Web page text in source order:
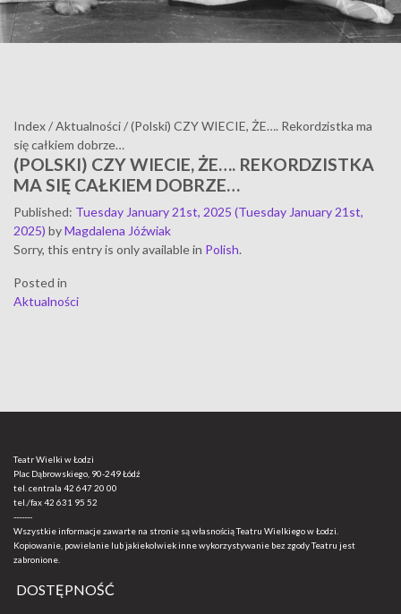
Index/Aktualności/(Polski) CZY WIECIE, ŻE…. Rekordzistka ma
się całkiem dobrze…
(POLSKI) CZY WIECIE, ŻE…. REKORDZISTKA
MA SIĘ CAŁKIEM DOBRZE…
Published: Tuesday January 21st, 2025 (Tuesday January 21st,
2025) byMagdalena Jóźwiak
Sorry, this entry is only available in Polish.
Posted in
Aktualności
Teatr Wielki w Łodzi
Plac Dąbrowskiego, 90-249 Łódź
tel. centrala 42 647 20 00
tel./fax42 631 95 52
-------
Wszystkie informacje zawarte na stronie są własnością Teatru Wielkiego w Łodzi.
Kopiowanie, powielanie lub jakiekolwiek inne wykorzystywanie bez zgody Teatru jest
zabronione.
DOSTĘPNOŚĆ